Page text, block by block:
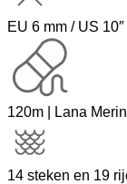
EU 6 mm / US 10″
120m | Lana
14 steken en 19